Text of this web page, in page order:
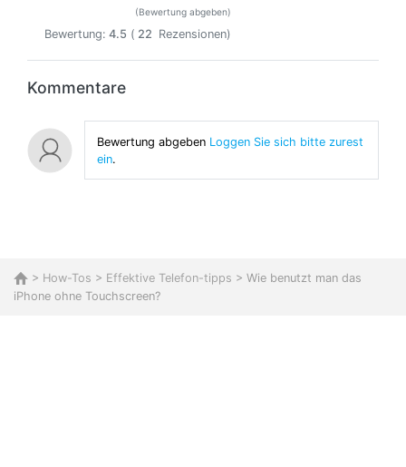
(Bewertung abgeben)
Bewertung: 4.5 ( 22 Rezensionen)
Kommentare
Bewertung abgebenLoggen Sie sich bitte zurest
ein.
> How-Tos > Effektive Telefon-tipps > Wie benutzt man das
iPhone ohne Touchscreen?